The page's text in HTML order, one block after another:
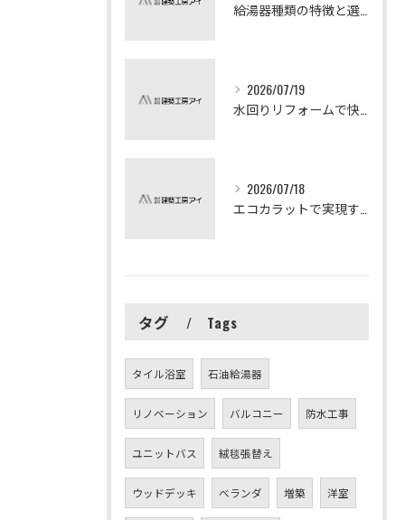
2026/07/19
2026/07/18
タグ Tags
タイル浴室 石油給湯器
リノベーション バルコニー 防水工事
ユニットバス 絨毯張替え
ウッドデッキ ベランダ 増築 洋室